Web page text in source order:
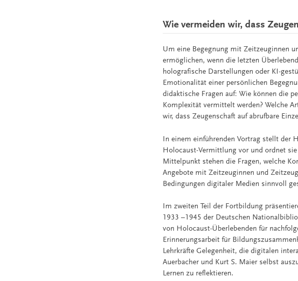
Wie vermeiden wir, dass
Um eine Begegnung mit Zeitzeuginnen
ermöglichen, wenn die letzten
holografische Darstellungen oder KI-
Emotionalität einer persönlichen
didaktische Fragen auf: Wie können die
Komplexität vermittelt werden? Welche
wir, dass Zeugenschaft auf abrufbare
In einem einführenden Vortrag stellt der
Holocaust-Vermittlung vor und ordnet
Mittelpunkt stehen die Fragen, welche
Angebote mit Zeitzeuginnen und
Bedingungen digitaler Medien sinnvoll
Im zweiten Teil der Fortbildung
1933 –1945 der Deutschen
von Holocaust-Überlebenden für
Erinnerungsarbeit für
Lehrkräfte Gelegenheit, die digitalen
Auerbacher und Kurt S. Maier selbst
Lernen zu reflektieren.